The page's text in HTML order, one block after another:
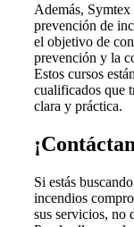
Además,
prevención de
el objetivo de
prevención y la
Estos cursos
cualificados que
clara y práctica.
Si estás
incendios
sus servicios, no